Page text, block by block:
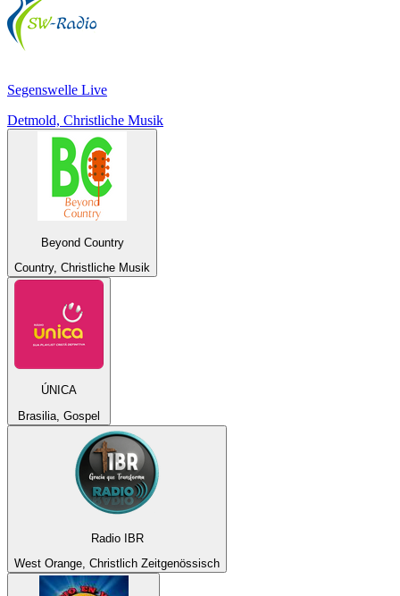
Segenswelle Live
Detmold, Christliche Musik
Beyond Country
Country, Christliche Musik
ÚNICA
Brasilia, Gospel
Radio IBR
West Orange, Christlich Zeitgenössisch